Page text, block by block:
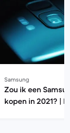
Samsung
Zou ik een
kopen in 2021? |